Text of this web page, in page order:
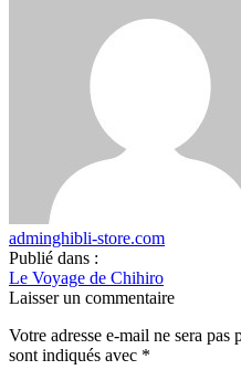
adminghibli-store.com
Publié dans :
Le Voyage de Chihiro
Laisser un commentaire
Votre adresse e-mail ne sera pas
sont indiqués avec *